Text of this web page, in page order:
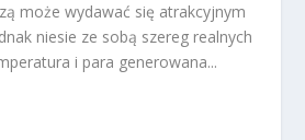
może wydawać się atrakcyjnym
niesie ze sobą szereg realnych
i para generowana...